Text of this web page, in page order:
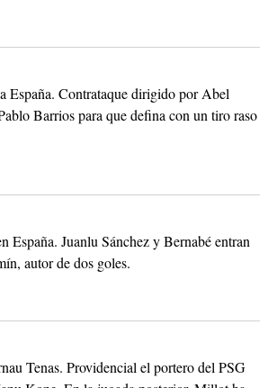
España. Contrataque dirigido por Abel
Barrios para que defina con un tiro raso
España. Juanlu Sánchez y Bernabé entran
autor de dos goles.
Tenas. Providencial el portero del PSG